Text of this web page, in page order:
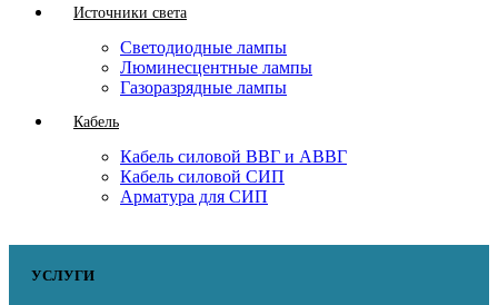
Источники света
Светодиодные лампы
Люминесцентные лампы
Газоразрядные лампы
Кабель
Кабель силовой ВВГ и АВВГ
Кабель силовой СИП
Арматура для СИП
УСЛУГИ